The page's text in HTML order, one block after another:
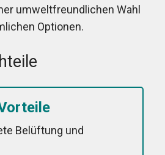
umweltfreundlichen Wahl
Optionen.
Belüftung und